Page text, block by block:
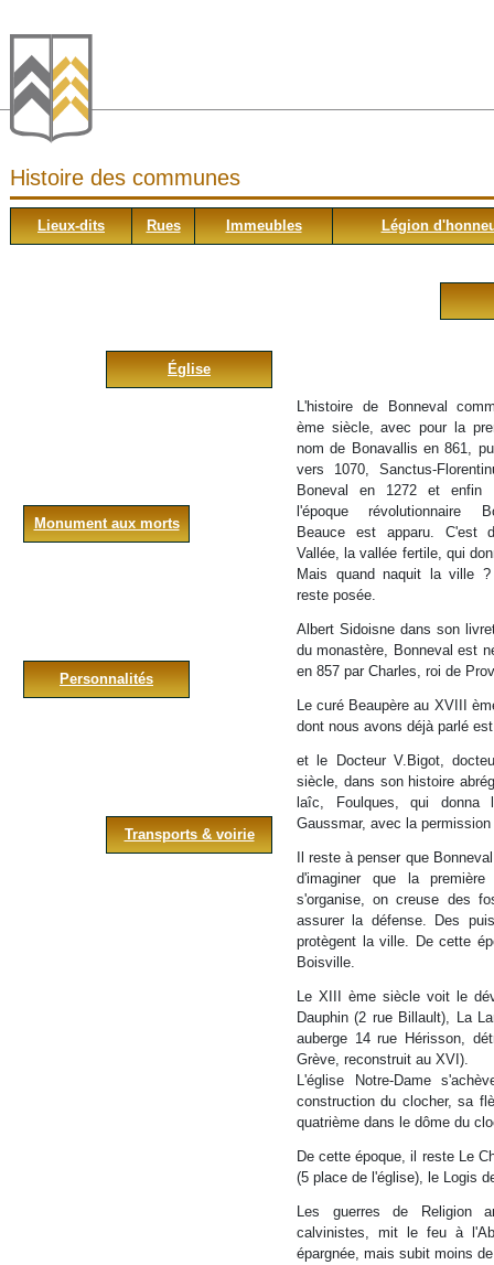
Histoire des communes
Lieux-dits Rues Immeubles Légion
Église
Monument aux morts
Personnalités
Transports & voirie
L'histoire de Bonneval
ème siècle, avec pour la
nom de Bonavallis en 861,
vers 1070, Sanctus-
Boneval en 1272 et enfin
l'époque révolutionnaire
Beauce est apparu. C'est
Vallée, la vallée fertile, qui
Mais quand naquit la ville
reste posée.
Albert Sidoisne dans son
du monastère, Bonneval est
en 857 par Charles, roi de
Le curé Beaupère au XVIII
dont nous avons déjà parlé
et le Docteur V.Bigot,
siècle, dans son histoire
laîc, Foulques, qui donna
Gaussmar, avec la
Il reste à penser que
d'imaginer que la
s'organise, on creuse des
assurer la défense. Des
protègent la ville. De cette
Boisville.
Le XIII ème siècle voit le
Dauphin (2 rue Billault), La
auberge 14 rue Hérisson,
Grève, reconstruit au XVI).
L'église Notre-Dame
construction du clocher, sa
quatrième dans le dôme du
De cette époque, il reste Le
(5 place de l'église), le Logis
Les guerres de Religion
calvinistes, mit le feu à
épargnée, mais subit moins